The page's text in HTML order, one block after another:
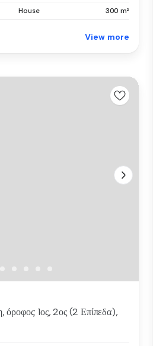
House 300 m²
View more
όροφος: 1ος, 2ος (2 Επίπεδα),